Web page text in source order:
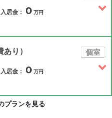
入居金： 0 万円
補足情報
5.6
り） 個室
入居金： 0 万円
その他費用
補足情報
プランを見る